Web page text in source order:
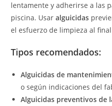
lentamente y adherirse a las
piscina. Usaralguicidas
el esfuerzo de limpieza al
Tipos recomendados:
Alguicidas de
o según indicaciones del
Alguicidas preventivos de